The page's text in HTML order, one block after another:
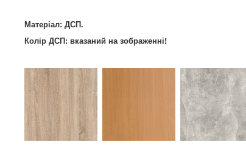
Матеріал: ДСП.
Колір ДСП: вказаний на зображенні!